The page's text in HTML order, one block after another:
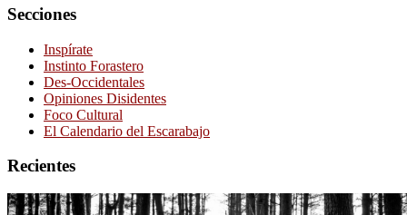
Secciones
Inspírate
Instinto Forastero
Des-Occidentales
Opiniones Disidentes
Foco Cultural
El Calendario del Escarabajo
Recientes